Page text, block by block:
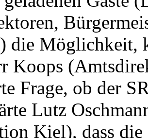
die Möglichkeit,
Koops
Frage, ob der
Lutz
Kiel), dass